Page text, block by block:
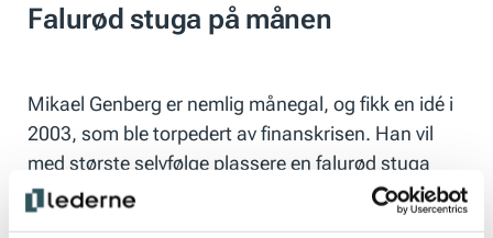
Falurød stuga på månen
Mikael Genberg er nemlig månegal, og fikk en idé i
2003, som ble torpedert av finanskrisen. Han vil
med største selvfølge plassere en falurød stuga
midt på månen, som et symbol på at – nettopp –
det umulige er mulig. Med seg i prosjektet har han